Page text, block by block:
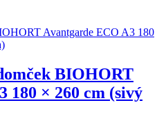
BIOHORT
180 × 260 cm (sivý